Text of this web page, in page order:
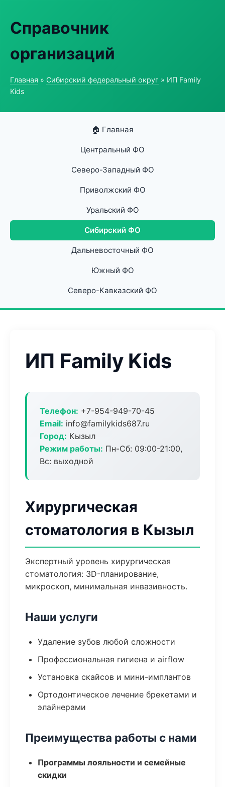
Справочник
организаций
Главная » Сибирский федеральный округ » ИП Family
Kids
🏠 Главная
Центральный ФО
Северо-Западный ФО
Приволжский ФО
Уральский ФО
Сибирский ФО
Дальневосточный ФО
Южный ФО
Северо-Кавказский ФО
ИП Family Kids
Телефон: +7-954-949-70-45
Email: info@familykids687.ru
Город: Кызыл
Режим работы: Пн-Сб: 09:00-21:00,
Вс: выходной
Хирургическая
стоматология в Кызыл
Экспертный уровень хирургическая
стоматология: 3D-планирование,
микроскоп, минимальная инвазивность.
Наши услуги
Удаление зубов любой сложности
Профессиональная гигиена и airflow
Установка скайсов и мини-имплантов
Ортодонтическое лечение брекетами и
элайнерами
Преимущества работы с нами
Программы лояльности и семейные
скидки